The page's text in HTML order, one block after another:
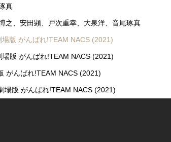
真
之、安田顕、戸次重幸、大泉洋、音尾琢真
版 がんばれ!TEAM NACS (2021)
場版 がんばれ!TEAM NACS (2021)
がんばれ!TEAM NACS (2021)
場版 がんばれ!TEAM NACS (2021)